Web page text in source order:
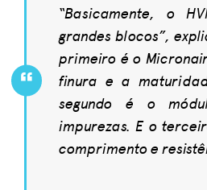
“Basicamente, o
grandes blocos”,
primeiro é o
finura e a
segundo é o
impurezas. E o
comprimento e